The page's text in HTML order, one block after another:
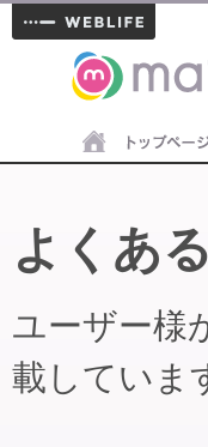
materials
よくあ
ユーザー様
載していま